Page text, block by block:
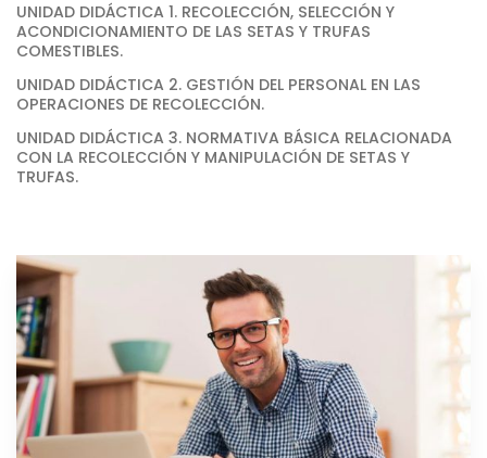
UNIDAD DIDÁCTICA 1. RECOLECCIÓN, SELECCIÓN Y
ACONDICIONAMIENTO DE LAS SETAS Y TRUFAS
COMESTIBLES.
UNIDAD DIDÁCTICA 2. GESTIÓN DEL PERSONAL EN LAS
OPERACIONES DE RECOLECCIÓN.
UNIDAD DIDÁCTICA 3. NORMATIVA BÁSICA RELACIONADA
CON LA RECOLECCIÓN Y MANIPULACIÓN DE SETAS Y
TRUFAS.